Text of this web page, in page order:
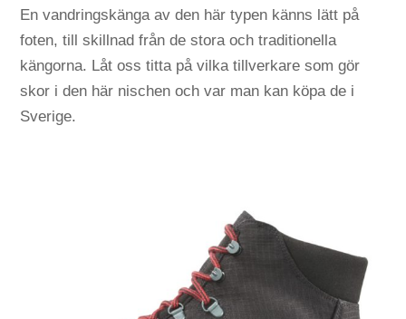
En vandringskänga av den här typen känns lätt på
foten, till skillnad från de stora och traditionella
kängorna. Låt oss titta på vilka tillverkare som gör
skor i den här nischen och var man kan köpa de i
Sverige.